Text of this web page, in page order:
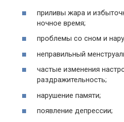
приливы жара и
ночное время;
проблемы со сном и
неправильный
частые изменения
раздражительность;
нарушение памяти;
появление депрессии;